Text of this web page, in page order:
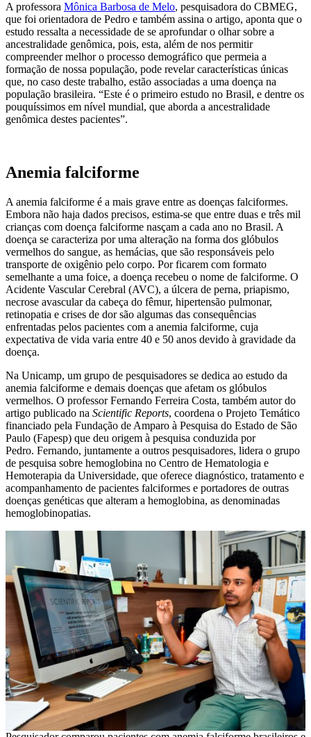
A professora Mônica Barbosa de Melo, pesquisadora do CBMEG,
que foi orientadora de Pedro e também assina o artigo, aponta que o
estudo ressalta a necessidade de se aprofundar o olhar sobre a
ancestralidade genômica, pois, esta, além de nos permitir
compreender melhor o processo demográfico que permeia a
formação de nossa população, pode revelar características únicas
que, no caso deste trabalho, estão associadas a uma doença na
população brasileira. “Este é o primeiro estudo no Brasil, e dentre os
pouquíssimos em nível mundial, que aborda a ancestralidade
genômica destes pacientes”.
Anemia falciforme
A anemia falciforme é a mais grave entre as doenças falciformes.
Embora não haja dados precisos, estima-se que entre duas e três mil
crianças com doença falciforme nasçam a cada ano no Brasil. A
doença se caracteriza por uma alteração na forma dos glóbulos
vermelhos do sangue, as hemácias, que são responsáveis pelo
transporte de oxigênio pelo corpo. Por ficarem com formato
semelhante a uma foice, a doença recebeu o nome de falciforme. O
Acidente Vascular Cerebral (AVC), a úlcera de perna, priapismo,
necrose avascular da cabeça do fêmur, hipertensão pulmonar,
retinopatia e crises de dor são algumas das consequências
enfrentadas pelos pacientes com a anemia falciforme, cuja
expectativa de vida varia entre 40 e 50 anos devido à gravidade da
doença.
Na Unicamp, um grupo de pesquisadores se dedica ao estudo da
anemia falciforme e demais doenças que afetam os glóbulos
vermelhos. O professor Fernando Ferreira Costa, também autor do
artigo publicado na Scientific Reports, coordena o Projeto Temático
financiado pela Fundação de Amparo à Pesquisa do Estado de São
Paulo (Fapesp) que deu origem à pesquisa conduzida por
Pedro. Fernando, juntamente a outros pesquisadores, lidera o grupo
de pesquisa sobre hemoglobina no Centro de Hematologia e
Hemoterapia da Universidade, que oferece diagnóstico, tratamento e
acompanhamento de pacientes falciformes e portadores de outras
doenças genéticas que alteram a hemoglobina, as denominadas
hemoglobinopatias.